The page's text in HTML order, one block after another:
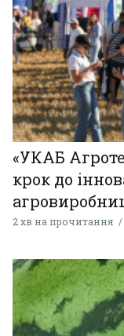
«УКАБ
крок до
2 хв на прочитання